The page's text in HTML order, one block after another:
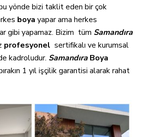
yönde bizi taklit eden bir çok
boya yapar ama herkes
gibi yapamaz. Bizim tüm Samandıra
profesyonel sertifikalı ve kurumsal
kadroludur. Samandıra Boya
1 yıl işçilik garantisi alarak rahat